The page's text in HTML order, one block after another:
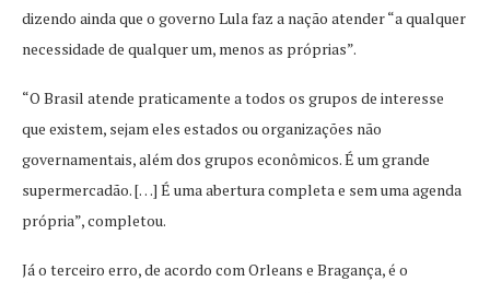
dizendo ainda que o governo Lula faz a nação atender “a qualquer
necessidade de qualquer um, menos as próprias”.
“O Brasil atende praticamente a todos os grupos de interesse
que existem, sejam eles estados ou organizações não
governamentais, além dos grupos econômicos. É um grande
supermercadão. […] É uma abertura completa e sem uma agenda
própria”, completou.
Já o terceiro erro, de acordo com Orleans e Bragança, é o